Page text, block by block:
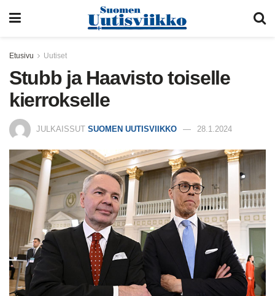
Etusivu Uutiset
Stubb ja Haavisto toiselle
kierrokselle
JULKAISSUT SUOMEN UUTISVIIKKO 28.1.2024